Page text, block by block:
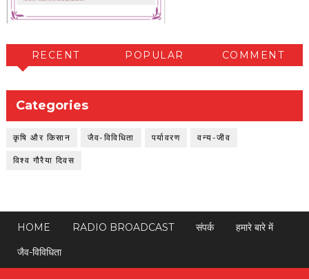
RECENT POPULAR COMMENT
Categories
कृषि और किसान जैव-विविधिता पर्यावरण वन्य-जीव
विश्व गौरैया दिवस
HOME RADIO BROADCAST संपर्क
हमारे बारे में
जैव-विविधिता